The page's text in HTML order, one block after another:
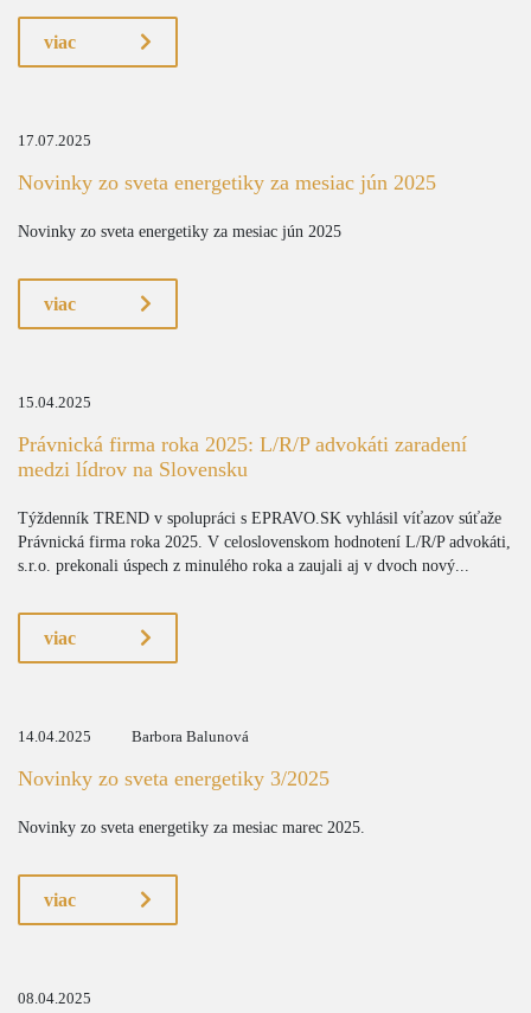
viac
17.07.2025
Novinky zo sveta energetiky za mesiac jún 2025
Novinky zo sveta energetiky za mesiac jún 2025
viac
15.04.2025
Právnická firma roka 2025: L/R/P advokáti zaradení
medzi lídrov na Slovensku
Týždenník TREND v spolupráci s EPRAVO.SK vyhlásil víťazov súťaže
Právnická firma roka 2025. V celoslovenskom hodnotení L/R/P advokáti,
s.r.o. prekonali úspech z minulého roka a zaujali aj v dvoch nový...
viac
14.04.2025 Barbora Balunová
Novinky zo sveta energetiky 3/2025
Novinky zo sveta energetiky za mesiac marec 2025.
viac
08.04.2025